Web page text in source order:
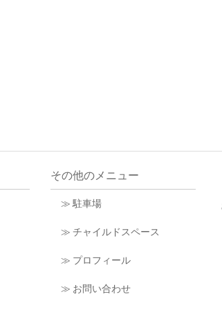
その他のメニュー
≫ 駐車場
≫ チャイルドスペース
≫ プロフィール
≫ お問い合わせ